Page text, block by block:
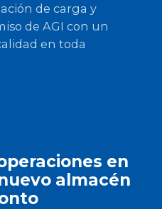
de carga y
de AGI con un
en toda
en
almacén